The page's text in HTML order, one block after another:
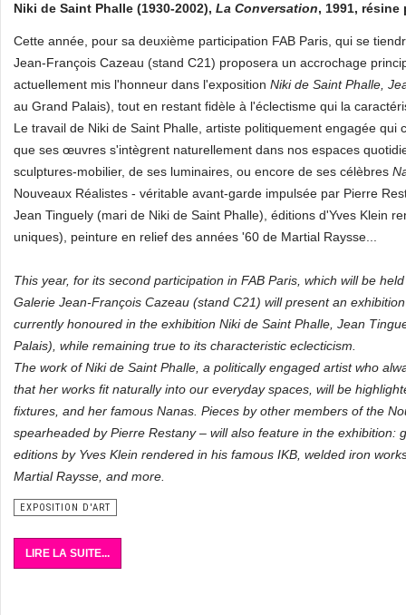
Niki de Saint Phalle (1930-2002), La Conversation, 1991, résine
Cette année, pour sa deuxième participation FAB Paris, qui se
Jean-François Cazeau (stand C21) proposera un accrochage
actuellement mis l'honneur dans l'exposition Niki de Saint Phalle,
au Grand Palais), tout en restant fidèle à l'éclectisme qui la
Le travail de Niki de Saint Phalle, artiste politiquement engagée
que ses œuvres s'intègrent naturellement dans nos espaces
sculptures-mobilier, de ses luminaires, ou encore de ses célèbres
Nouveaux Réalistes - véritable avant-garde impulsée par Pierre
Jean Tinguely (mari de Niki de Saint Phalle), éditions d'Yves Klein
uniques), peinture en relief des années '60 de Martial Raysse...
This year, for its second participation in FAB Paris, which will be
Galerie Jean-François Cazeau (stand C21) will present an
currently honoured in the exhibition Niki de Saint Phalle, Jean
Palais), while remaining true to its characteristic eclecticism.
The work of Niki de Saint Phalle, a politically engaged artist who
that her works fit naturally into our everyday spaces, will be
fixtures, and her famous Nanas. Pieces by other members of the
spearheaded by Pierre Restany – will also feature in the
editions by Yves Klein rendered in his famous IKB, welded iron
Martial Raysse, and more.
EXPOSITION D'ART
LIRE LA SUITE...